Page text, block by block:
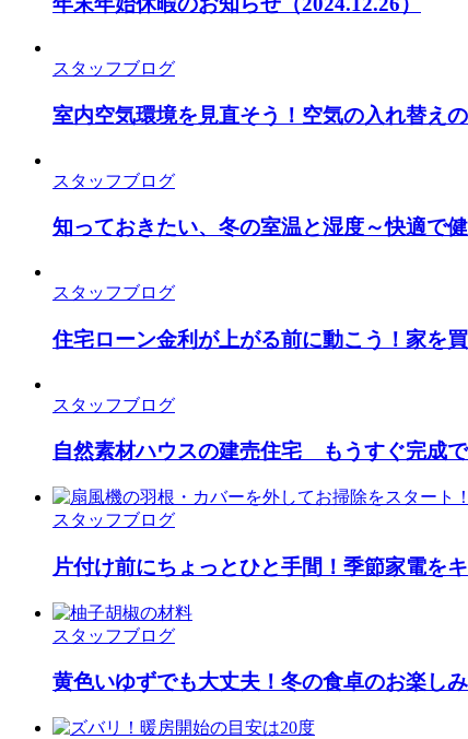
スタッフブログ
室内空気環境を見直そう！空気の入れ替え
スタッフブログ
知っておきたい、冬の室温と湿度～快適で
スタッフブログ
住宅ローン金利が上がる前に動こう！家を
スタッフブログ
自然素材ハウスの建売住宅 もうすぐ完成で
スタッフブログ
片付け前にちょっとひと手間！季節家電を
スタッフブログ
黄色いゆずでも大丈夫！冬の食卓のお楽し